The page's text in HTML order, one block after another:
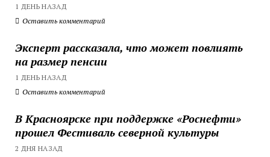
1 ДЕНЬ НАЗАД
Оставить комментарий
Эксперт рассказала, что может повлиять
на размер пенсии
1 ДЕНЬ НАЗАД
Оставить комментарий
В Красноярске при поддержке «Роснефти»
прошел Фестиваль северной культуры
2 ДНЯ НАЗАД